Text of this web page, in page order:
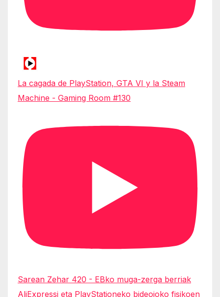
La cagada de PlayStation, GTA VI y la Steam
Machine - Gaming Room #130
Sarean Zehar 420 - EBko muga-zerga berriak
AliExpressi eta PlayStationeko bideojoko fisikoen